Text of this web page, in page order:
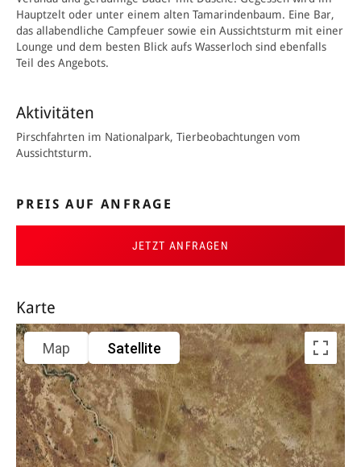
Hauptzelt oder unter einem alten Tamarindenbaum. Eine Bar,
das allabendliche Campfeuer sowie ein Aussichtsturm mit einer
Lounge und dem besten Blick aufs Wasserloch sind ebenfalls
Teil des Angebots.
Aktivitäten
Pirschfahrten im Nationalpark, Tierbeobachtungen vom
Aussichtsturm.
PREIS AUF ANFRAGE
JETZT ANFRAGEN
Karte
Map Satellite